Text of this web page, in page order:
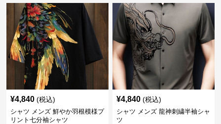
¥4,840 (税込)
シャツ メンズ 鮮やか羽根模様プ
リント七分袖シャツ
¥4,840 (税込)
シャツ メンズ 龍神刺繍半袖シャ
ツ